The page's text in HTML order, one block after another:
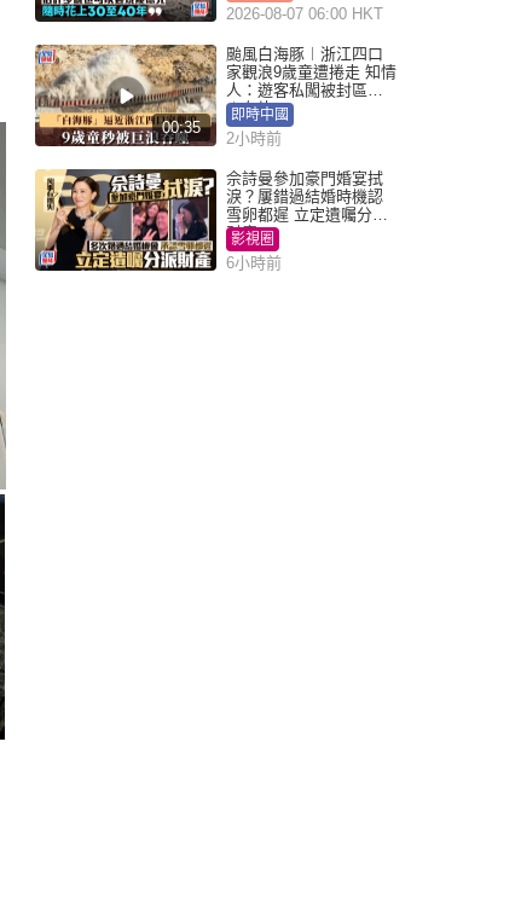
2026-08-07 06:00 HKT
00:35
颱風白海豚︱浙江四口
家觀浪9歲童遭捲走 知情
人：遊客私闖被封區域
︱有片
即時中國
2小時前
佘詩曼參加豪門婚宴拭
淚？屢錯過結婚時機認
雪卵都遲 立定遺囑分派
財產
影視圈
6小時前